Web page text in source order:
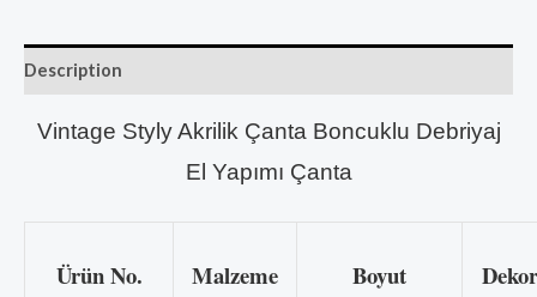
Description
Vintage Styly Akrilik Çanta Boncuklu Debriyaj
El Yapımı Çanta
Ürün No. Malzeme Boyut